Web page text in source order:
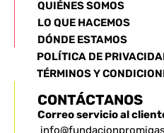
QUIÉNES SOMOS
LO QUE HACEMOS
DÓNDE ESTAMOS
POLÍTICA DE
TÉRMINOS Y
CONTÁCTANOS
Correo servicio al